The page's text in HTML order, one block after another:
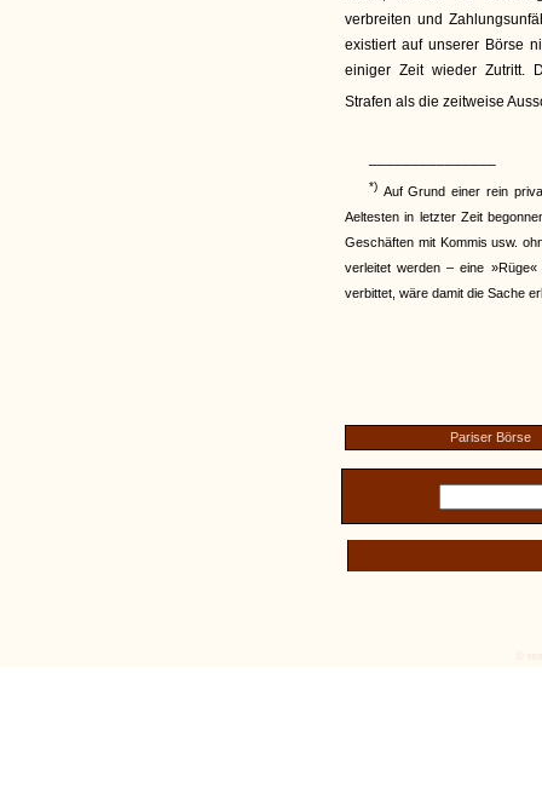
verbreiten und
existiert auf unserer Börse
einiger Zeit wieder Zutritt.
Strafen als die zeitweise
*) Auf Grund einer rein
Aeltesten in letzter Zeit
Geschäften mit Kommis usw.
verleitet werden – eine
verbittet, wäre damit die Sache
Pariser Börse